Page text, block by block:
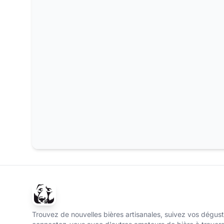
Trouvez de nouvelles bières artisanales, suivez vos